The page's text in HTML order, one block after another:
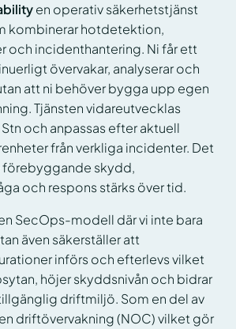
en operativ säkerhetstjänst
kombinerar hotdetektion,
och incidenthantering. Ni får ett
övervakar, analyserar och
att ni behöver bygga upp egen
Tjänsten vidareutvecklas
och anpassas efter aktuell
från verkliga incidenter. Det
förebyggande skydd,
och respons stärks över tid.
SecOps-modell där vi inte bara
även säkerställer att
införs och efterlevs vilket
höjer skyddsnivån och bidrar
driftmiljö. Som en del av
driftövervakning (NOC) vilket gör